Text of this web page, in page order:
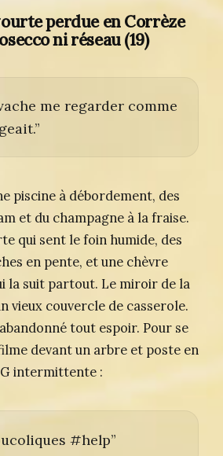
perdue en Corrèze
ni réseau (19)
me regarder comme
piscine à débordement, des
et du champagne à la fraise.
qui sent le foin humide, des
en pente, et une chèvre
la suit partout. Le miroir de la
vieux couvercle de casserole.
tout espoir. Pour se
devant un arbre et poste en
intermittente :
#help”